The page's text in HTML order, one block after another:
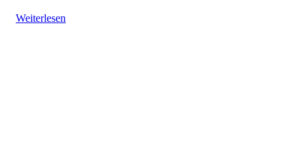
Weiterlesen